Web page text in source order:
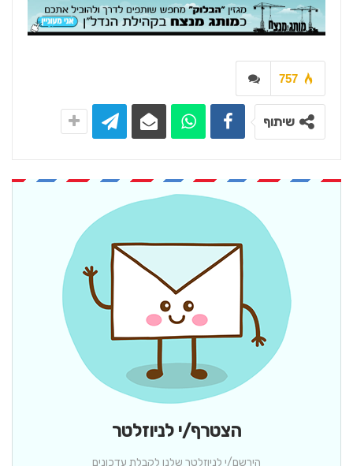
757
שיתוף
הצטרף/י לניוזלטר
הירשם/י לניוזלטר שלנו לקבלת עדכונים